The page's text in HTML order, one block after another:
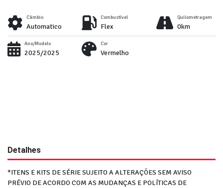
Câmbio
Automatico
Combustível
Flex
Quilometragem
0km
Ano/Modelo
2025/2025
Cor
Vermelho
Detalhes
*ITENS E KITS DE SÉRIE SUJEITO A ALTERAÇÕES SEM AVISO
PRÉVIO DE ACORDO COM AS MUDANÇAS E POLÍTICAS DE